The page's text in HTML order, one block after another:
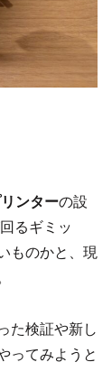
ンターの設
るギミッ
ものかと、現
た検証や新し
ってみようと